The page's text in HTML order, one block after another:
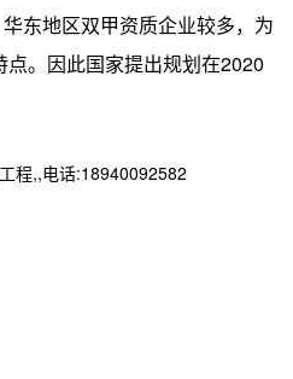
东地区双甲资质企业较多，为
。因此国家提出规划在2020
程,,电话:18940092582